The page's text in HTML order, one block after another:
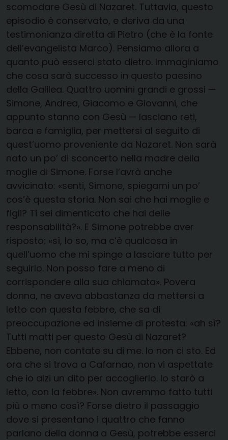
scomodare Gesù di Nazaret. Tuttavia, questo
episodio è conservato, e deriva da una
testimonianza diretta di Pietro (che è la fonte
dell’evangelista Marco). Pensiamo allora a
quanto può esserci stato dietro. Immaginiamo
che cosa sarà successo in questo paesino
della Galilea. Quattro uomini grandi e grossi —
Simone, Andrea, Giacomo e Giovanni, che
appunto stanno con Gesù — lasciano reti,
barca e famiglia, per mettersi al seguito di
quest’uomo proveniente da Nazaret. Non sarà
nato un po’ di sconcerto nella madre della
moglie di Simone. Forse l’avrà anche
avvicinato: «senti, Simone, spiegami un po’
cos’è questa storia. Non sai che hai moglie e
figli? Ti sei dimenticato che hai delle
responsabilità?». E Simone potrebbe aver
risposto: «sì, lo so, ma c’è qualcosa in
quell’uomo che mi spinge a lasciare tutto per
seguirlo. Non posso fare a meno di
corrispondere alla sua chiamata». Povera
donna, ne aveva abbastanza da mettersi a
letto con questa febbre, che sa di
preoccupazione ed insieme di protesta: «ah sì?
Tutti matti per questo Gesù di Nazaret?
Ebbene, non contate su di me. Io non ci sto. Ed
ora che si trova a Cafarnao, non vi aspettate
che io alzi un dito per accoglierlo. Io starò a
letto, con la febbre». Non avremmo fatto tutti
più o meno così? Forse dietro il passaggio
dove si presentano i quattro che fanno
parlano della donna a Gesù, potrebbe esserci